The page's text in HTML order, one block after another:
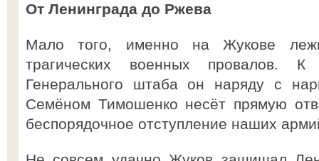
От Ленинграда до Ржева
Мало того, именно на Жукове
трагических военных провалов. К
Генерального штаба он наряду с
Семёном Тимошенко несёт прямую
беспорядочное отступление наших